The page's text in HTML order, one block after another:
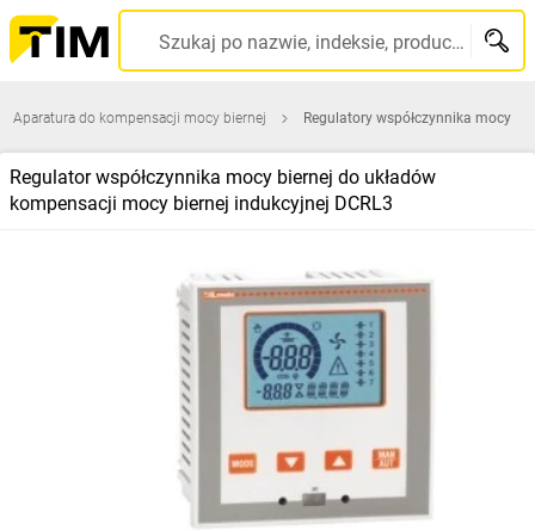
Szukaj po nazwie, indeksie, producencie, kodzie kreskowym...
Aparatura do kompensacji mocy biernej Regulatory współczynnika mocy
Regulator współczynnika mocy biernej do układów
kompensacji mocy biernej indukcyjnej DCRL3